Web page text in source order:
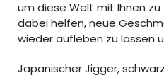
um diese Welt mit Ihnen zu
dabei helfen, neue
wieder aufleben zu lassen
Japanischer Jigger,